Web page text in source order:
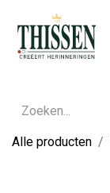
Alle producten